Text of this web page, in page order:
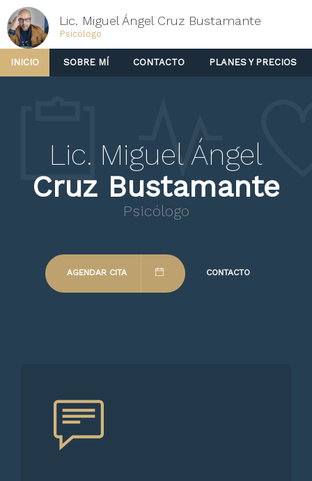
Lic. Miguel Ángel Cruz Bustamante
Psicólogo
INICIO SOBRE MÍ CONTACTO PLANES Y PRECIOS
Lic. Miguel Ángel
Cruz Bustamante
Psicólogo
AGENDAR CITA CONTACTO